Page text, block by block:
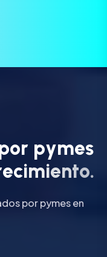
or pymes
ecimiento.
por pymes en